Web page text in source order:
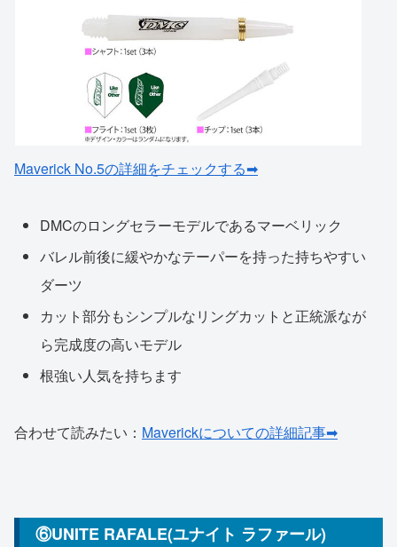
Maverick No.5の詳細をチェックする➡
DMCのロングセラーモデルであるマーベリック
バレル前後に緩やかなテーパーを持った持ちやすい
ダーツ
カット部分もシンプルなリングカットと正統派なが
ら完成度の高いモデル
根強い人気を持ちます
合わせて読みたい： Maverickについての詳細記事➡
⑥UNITE RAFALE(ユナイト ラファール)